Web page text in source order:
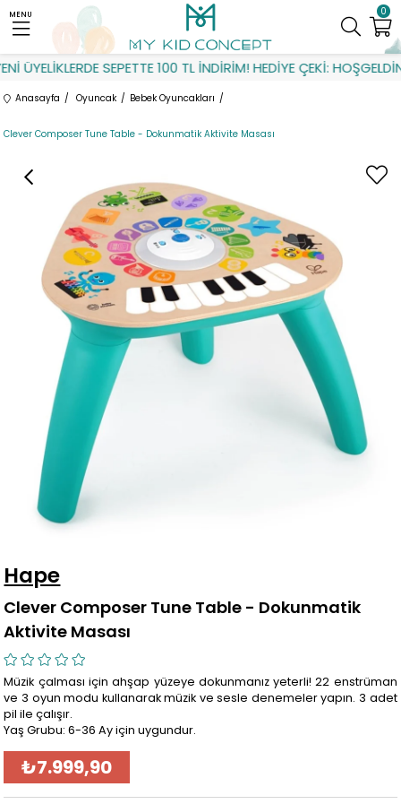
ÜYELİKLERDE SEPETTE 100 TL İNDİRİM! HEDİYE ÇEKİ: HOŞGELDİN
0
MENU
Anasayfa Oyuncak Bebek Oyuncakları
Clever Composer Tune Table - Dokunmatik Aktivite Masası
Hape
Clever Composer Tune Table - Dokunmatik
Aktivite Masası
Müzik çalması için ahşap yüzeye dokunmanız yeterli! 22 enstrüman
ve 3 oyun modu kullanarak müzik ve sesle denemeler yapın. 3 adet
pil ile çalışır.
Yaş Grubu: 6-36 Ay için uygundur.
₺7.999,90